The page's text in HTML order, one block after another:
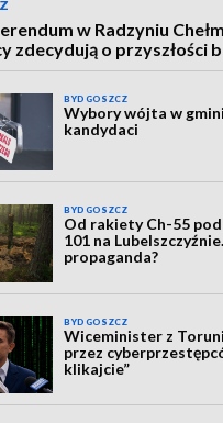
w Radzyniu
zdecydują o przyszłości
BYDGOSZCZ
Wybory wójta w
kandydaci
BYDGOSZCZ
Od rakiety Ch-55
101 na
propaganda?
BYDGOSZCZ
Wiceminister z
przez
klikajcie”